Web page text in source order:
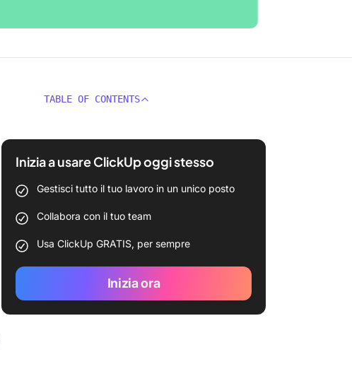
TABLE OF CONTENTS
Inizia a usare ClickUp oggi stesso
Gestisci tutto il tuo lavoro in un unico posto
Collabora con il tuo team
Usa ClickUp GRATIS, per sempre
Inizia ora